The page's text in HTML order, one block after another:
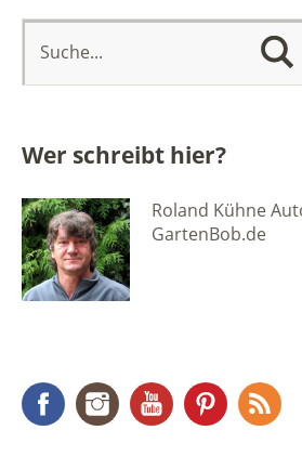
Wer schreibt hier?
Roland Kühne
GartenBob.de
FacebookInstagramYouTubePinterest